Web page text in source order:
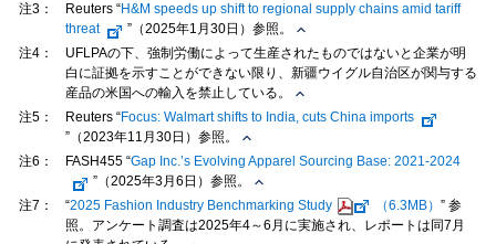
注3：
Reuters “H&M speeds up shift to regional supply chains amid tariff
threat
”（2025年1月30日）参照。
注4：
UFLPAの下、強制労働によって生産されたものではないと企業が明
白に証拠を示すことができない限り、新疆ウイグル自治区が関与する
産品の米国への輸入を禁止している。
注5：
Reuters “Focus: Walmart shifts to India, cuts China imports
”（2023年11月30日）参照。
注6：
FASH455 “Gap Inc.’s Evolving Apparel Sourcing Base: 2021-2024
”（2025年3月6日）参照。
注7：
“2025 Fashion Industry Benchmarking Study （6.3MB） ” 参
照。アンケート調査は2025年4～6月に実施され、レポートは同7月